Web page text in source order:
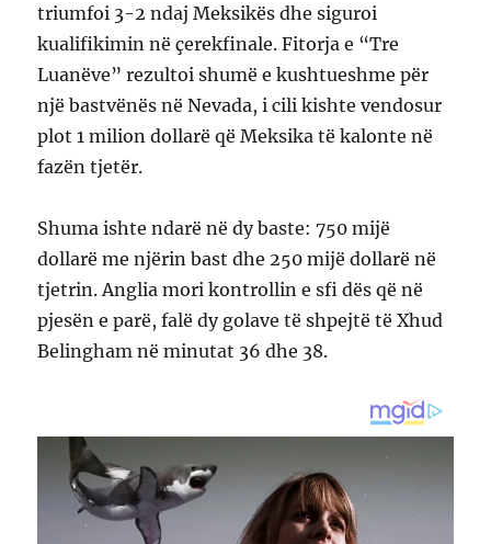
triumfoi 3-2 ndaj Meksikës dhe siguroi
kualifikimin në çerekfinale. Fitorja e “Tre
Luanëve” rezultoi shumë e kushtueshme për
një bastvënës në Nevada, i cili kishte vendosur
plot 1 milion dollarë që Meksika të kalonte në
fazën tjetër.
Shuma ishte ndarë në dy baste: 750 mijë
dollarë me njërin bast dhe 250 mijë dollarë në
tjetrin. Anglia mori kontrollin e sfi dës që në
pjesën e parë, falë dy golave të shpejtë të Xhud
Belingham në minutat 36 dhe 38.